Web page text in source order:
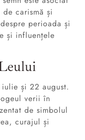
carismă și
perioada și
și influențele
și 22 august.
verii în
de simbolul
curajul și